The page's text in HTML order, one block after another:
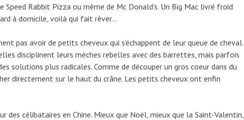
Speed Rabbit Pizza ou même de Mc Donald’s. Un Big Mac livré froid
à domicile, voilà qui fait rêver…
pas avoir de petits cheveux qui s’échappent de leur queue de cheval.
disciplinent leurs mèches rebelles avec des barrettes, mais parfois
solutions plus radicales. Comme de découper un gros coeur dans du
directement sur le haut du crâne. Les petits cheveux ont enfin
des célibataires en Chine. Mieux que Noël, mieux que la Saint-Valentin,